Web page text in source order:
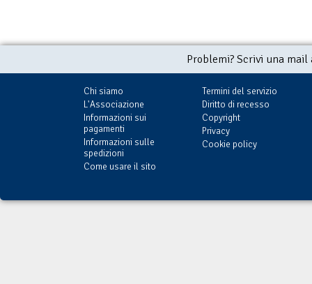
Problemi? Scrivi una
Chi siamo
L'Associazione
Informazioni sui
pagamenti
Informazioni sulle
spedizioni
Come usare il sito
Termini del servizio
Diritto di recesso
Copyright
Privacy
Cookie policy